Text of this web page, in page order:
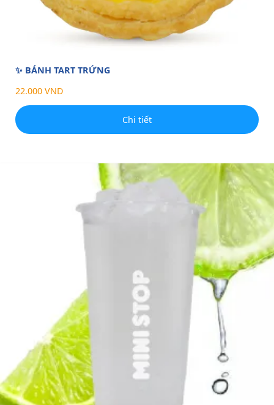
✨ BÁNH TART TRỨNG
22.000 VND
Chi tiết